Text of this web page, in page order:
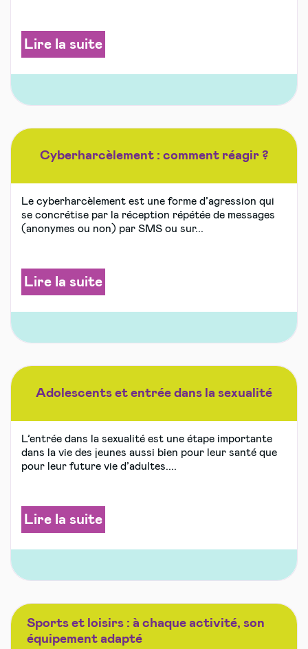
Lire la suite
Cyberharcèlement : comment réagir ?
Le cyberharcèlement est une forme d’agression qui
se concrétise par la réception répétée de messages
(anonymes ou non) par SMS ou sur...
Lire la suite
Adolescents et entrée dans la sexualité
L’entrée dans la sexualité est une étape importante
dans la vie des jeunes aussi bien pour leur santé que
pour leur future vie d’adultes....
Lire la suite
Sports et loisirs : à chaque activité, son
équipement adapté